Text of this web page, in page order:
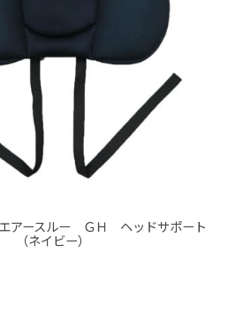
アースルー ＧＨ ヘッドサポート
（ネイビー）